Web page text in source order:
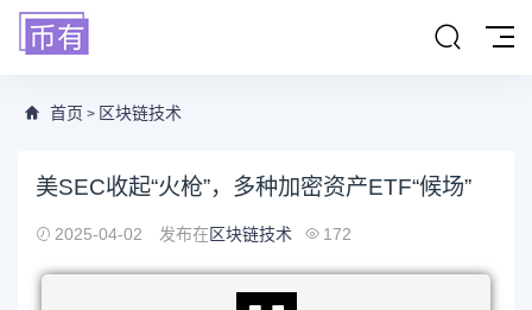
首页 > 区块链技术
美SEC收起“火枪”，多种加密资产ETF“候场”
2025-04-02 发布在区块链技术 172